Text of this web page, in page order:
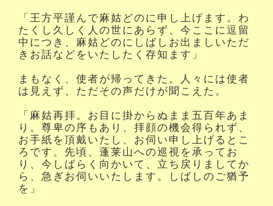
「王方平謹んで麻姑どのに申し上げます。わ
たくし久しく人の世にあらず、今ここに逗留
中につき、麻姑どのにしばしお出ましいただ
きお話などをいたしたく存知ます」
まもなく、使者が帰ってきた。人々には使者
は見えず、ただその声だけが聞こえた。
「麻姑再拝。お目に掛からぬまま五百年あま
り。尊卑の序もあり、拝顔の機会得られず、
お手紙を頂戴いたし、お伺い申し上げるとこ
ろです。先頃、蓬莱山への巡視を承ってお
り、今しばらく向かいて、立ち戻りましてか
ら、急ぎお伺いいたします。しばしのご猶予
を」